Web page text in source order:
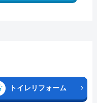
トイレリフォーム